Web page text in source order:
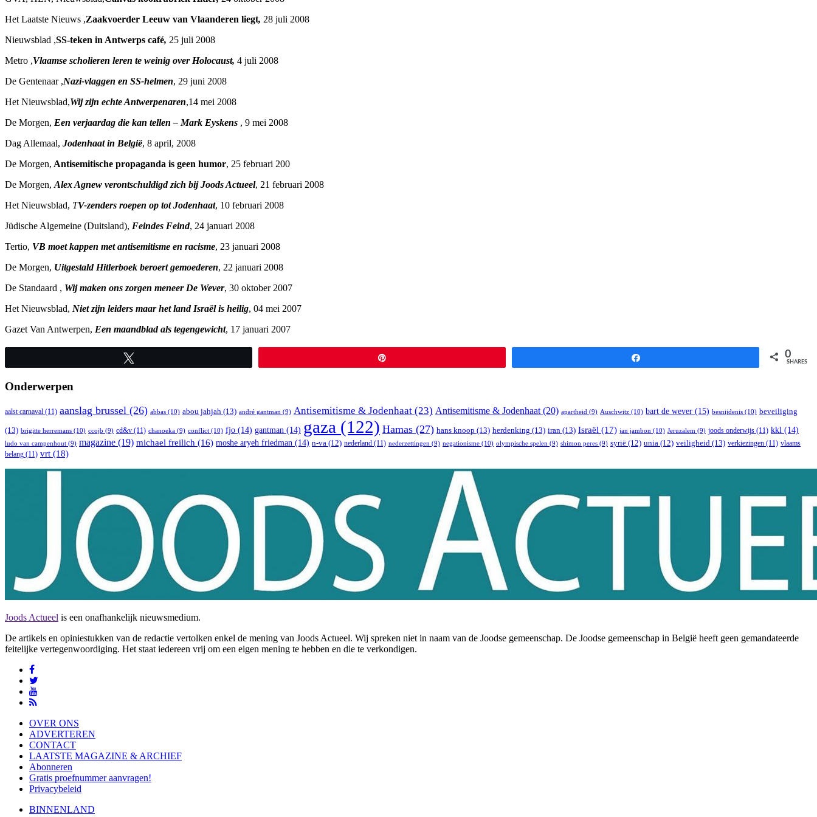
Het Laatste Nieuws ,Zaakvoerder Leeuw van Vlaanderen liegt, 28 juli 2008
Nieuwsblad ,SS-teken in Antwerps café, 25 juli 2008
Metro ,Vlaamse scholieren leren te weinig over Holocaust, 4 juli 2008
De Gentenaar ,Nazi-vlaggen en SS-helmen, 29 juni 2008
Het Nieuwsblad,Wij zijn echte Antwerpenaren,14 mei 2008
De Morgen, Een verjaardag die kan tellen – Mark Eyskens , 9 mei 2008
Dag Allemaal, Jodenhaat in België, 8 april, 2008
De Morgen, Antisemitische propaganda is geen humor, 25 februari 200
De Morgen, Alex Agnew verontschuldigd zich bij Joods Actueel, 21 februari 2008
Het Nieuwsblad, TV-zenders roepen op tot Jodenhaat, 10 februari 2008
Jüdische Algemeine (Duitsland), Feindes Feind, 24 januari 2008
Tertio, VB moet kappen met antisemitisme en racisme, 23 januari 2008
De Morgen, Uitgestald Hitlerboek beroert gemoederen, 22 januari 2008
De Standaard , Wij maken ons zorgen meneer De Wever, 30 oktober 2007
Het Nieuwsblad, Niet zijn leiders maar het land Israël is heilig, 04 mei 2007
Gazet Van Antwerpen, Een maandblad als tegengewicht, 17 januari 2007
0
SHARES
Onderwerpen
aalst carnaval (11) aanslag brussel (26) abbas (10) abou jahjah (13) andré gantman (9) Antisemitisme & Jodenhaat (23) Antisemitisme & Jodenhaat(20) apartheid (9) Auschwitz (10) bart de wever (15) besnijdenis (10) beveiliging
(13) brigitte herremans (10) ccojb (9) cd&v (11) chanoeka (9) conflict (10) fjo (14) gantman (14) gaza (122) Hamas (27) hans knoop (13) herdenking (13) iran (13) Israël (17) jan jambon (10) Jeruzalem (9) joods onderwijs (11) kkl (14)
ludo van campenhout (9) magazine (19) michael freilich (16) moshe aryeh friedman (14) n-va (12) nederland (11) nederzettingen (9) negationisme (10) olympische spelen (9) shimon peres (9) syrië (12) unia (12) veiligheid (13) verkiezingen (11) vlaams
belang (11) vrt (18)
Joods Actueel is een onafhankelijk nieuwsmedium.
De artikels en opiniestukken van de redactie vertolken enkel de mening van Joods Actueel. Wij spreken niet in naam van de Joodse gemeenschap. De Joodse gemeenschap in België heeft geen gemandateerde
feitelijke vertegenwoordiging. Het staat iedereen vrij om een eigen mening te hebben en die te verkondigen.
OVER ONS
ADVERTEREN
CONTACT
LAATSTE MAGAZINE & ARCHIEF
Abonneren
Gratis proefnummer aanvragen!
Privacybeleid
BINNENLAND